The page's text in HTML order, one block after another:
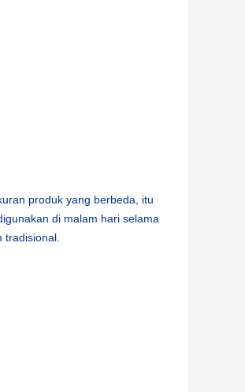
produk yang berbeda, itu
di malam hari selama
tradisional.